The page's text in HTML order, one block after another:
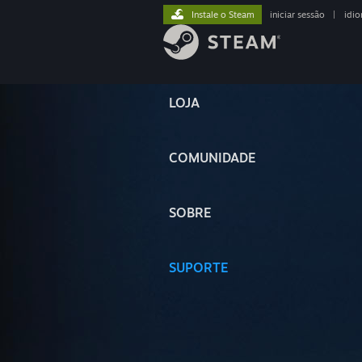
LOJA
COMUNIDADE
SOBRE
SUPORTE
Instale o Steam iniciar sessão